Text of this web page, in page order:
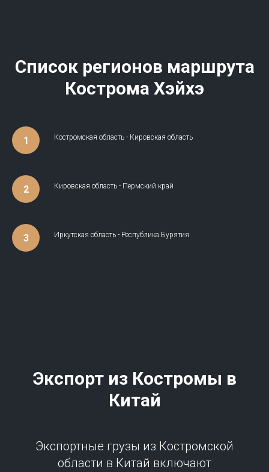
Список регионов маршрута
Кострома Хэйхэ
Костромская область - Кировская область
Кировская область - Пермский край
Иркутская область - Республика Бурятия
Экспорт из Костромы в
Китай
Экспортные грузы из Костромской
области в Китай включают